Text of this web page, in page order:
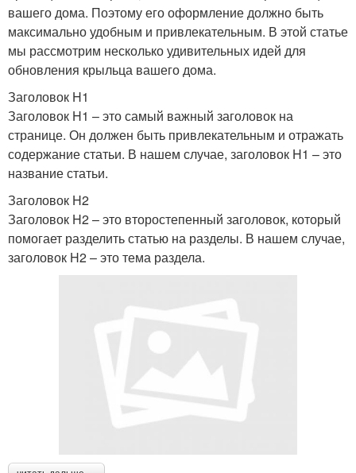
вашего дома. Поэтому его оформление должно быть
максимально удобным и привлекательным. В этой статье
мы рассмотрим несколько удивительных идей для
обновления крыльца вашего дома.
Заголовок H1
Заголовок H1 – это самый важный заголовок на
странице. Он должен быть привлекательным и отражать
содержание статьи. В нашем случае, заголовок H1 – это
название статьи.
Заголовок H2
Заголовок H2 – это второстепенный заголовок, который
помогает разделить статью на разделы. В нашем случае,
заголовок H2 – это тема раздела.